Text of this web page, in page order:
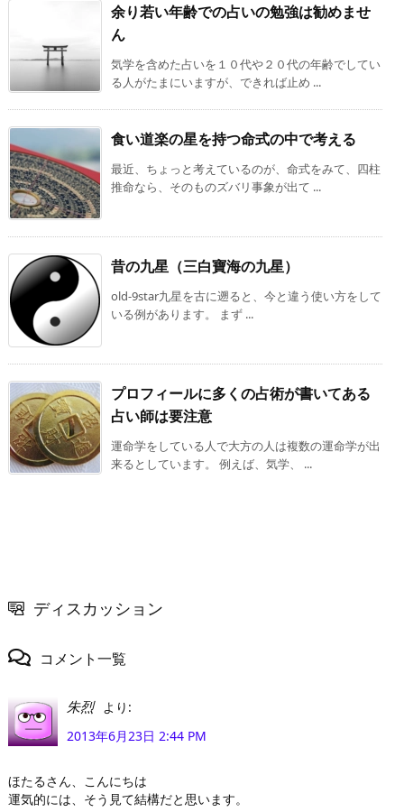
余り若い年齢での占いの勉強は勧めませ
ん
気学を含めた占いを１０代や２０代の年齢でしてい
る人がたまにいますが、できれば止め ...
食い道楽の星を持つ命式の中で考える
最近、ちょっと考えているのが、命式をみて、四柱
推命なら、そのものズバリ事象が出て ...
昔の九星（三白寶海の九星）
old-9star九星を古に遡ると、今と違う使い方をして
いる例があります。 まず ...
プロフィールに多くの占術が書いてある
占い師は要注意
運命学をしている人で大方の人は複数の運命学が出
来るとしています。 例えば、気学、 ...
ディスカッション
コメント一覧
朱烈
より:
2013年6月23日 2:44 PM
ほたるさん、こんにちは
運気的には、そう見て結構だと思います。